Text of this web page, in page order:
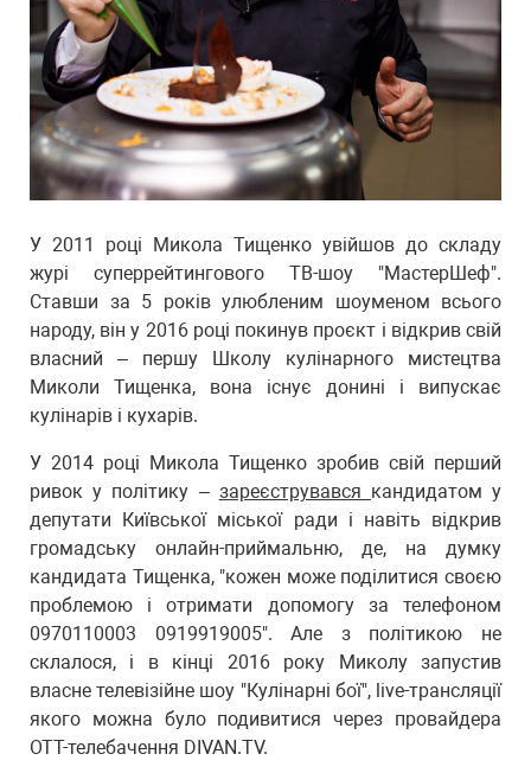
У 2011 році Микола Тищенко увійшов до складу
журі суперрейтингового ТВ-шоу "МастерШеф".
Ставши за 5 років улюбленим шоуменом всього
народу, він у 2016 році покинув проєкт і відкрив свій
власний – першу Школу кулінарного мистецтва
Миколи Тищенка, вона існує донині і випускає
кулінарів і кухарів.
У 2014 році Микола Тищенко зробив свій перший
ривок у політику – зареєструвався кандидатом у
депутати Київської міської ради і навіть відкрив
громадську онлайн-приймальню, де, на думку
кандидата Тищенка, "кожен може поділитися своєю
проблемою і отримати допомогу за телефоном
0970110003 0919919005". Але з політикою не
склалося, і в кінці 2016 року Миколу запустив
власне телевізійне шоу "Кулінарні бої", live-трансляції
якого можна було подивитися через провайдера
OTT-телебачення DIVAN.TV.